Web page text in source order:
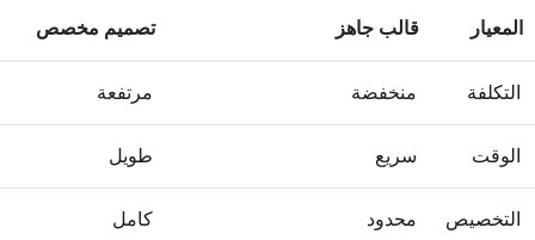
المعيار قالب جاهز تصميم مخصص
التكلفة منخفضة مرتفعة
الوقت سريع طويل
التخصيص محدود كامل